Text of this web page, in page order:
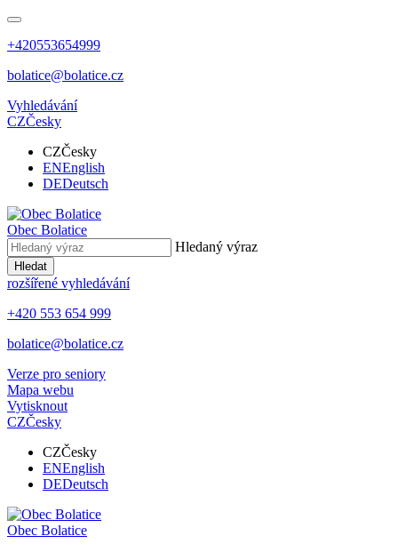
+420553654999
bolatice@bolatice.cz
Vyhledávání
CZČesky
CZČesky
ENEnglish
DEDeutsch
Obec Bolatice
Hledaný výraz
Hledat
rozšířené vyhledávání
+420 553 654 999
bolatice@bolatice.cz
Verze pro seniory
Mapa webu
Vytisknout
CZČesky
CZČesky
ENEnglish
DEDeutsch
Obec Bolatice